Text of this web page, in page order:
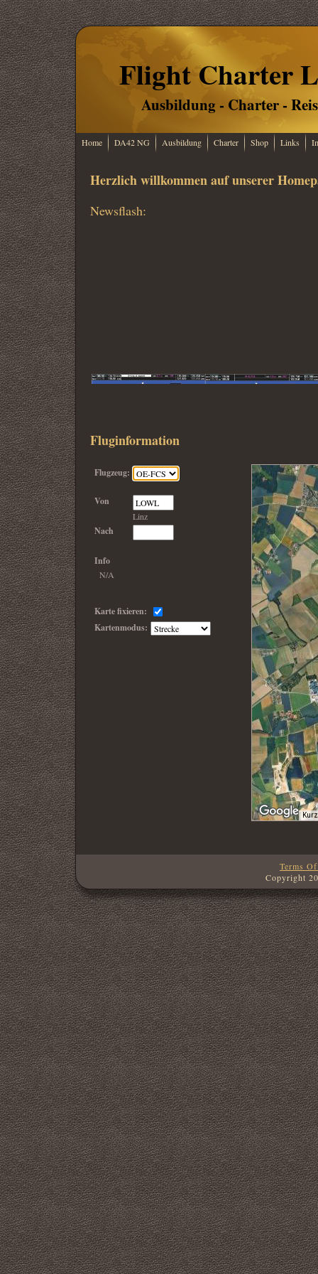
Flight Charter
Ausbildung - Charter -
Home DA42 NG Ausbildung Charter Shop Links
Herzlich willkommen auf unserer
Newsflash:
Synthetic Vision
Fluginformation
Flugzeug:
Von
Linz
Nach
Info
N/A
Karte fixieren:
Kartenmodus:
Terms
Copyright